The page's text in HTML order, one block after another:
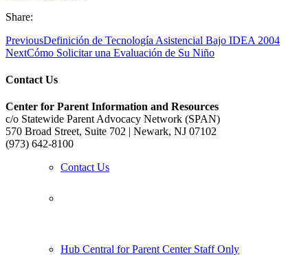
Share:
PreviousDefinición de Tecnología Asistencial Bajo IDEA 2004
NextCómo Solicitar una Evaluación de Su Niño
Contact Us
Center for Parent Information and Resources
c/o Statewide Parent Advocacy Network (SPAN)
570 Broad Street, Suite 702 | Newark, NJ 07102
(973) 642-8100
Contact Us
Hub Central for Parent Center Staff Only